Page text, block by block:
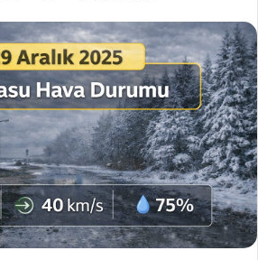
o
w
o
X
e
-
p
o
t
g
ö
n
d